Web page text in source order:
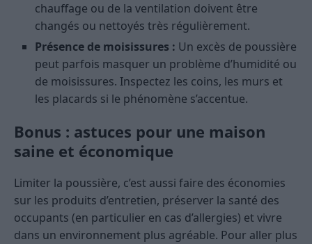
chauffage ou de la ventilation doivent être
changés ou nettoyés très régulièrement.
Présence de moisissures : Un excès de poussière
peut parfois masquer un problème d’humidité ou
de moisissures. Inspectez les coins, les murs et
les placards si le phénomène s’accentue.
Bonus : astuces pour une maison
saine et économique
Limiter la poussière, c’est aussi faire des économies
sur les produits d’entretien, préserver la santé des
occupants (en particulier en cas d’allergies) et vivre
dans un environnement plus agréable. Pour aller plus